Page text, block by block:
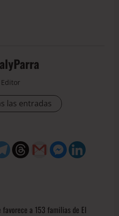
Editor
las entradas
favorece a 153 familias de El